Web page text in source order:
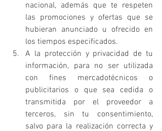
nacional, además que te respeten
las promociones y ofertas que se
hubieran anunciado u ofrecido en
los tiempos especificados.
A la protección y privacidad de tu
información, para no ser utilizada
con fines mercadotécnicos o
publicitarios o que sea cedida o
transmitida por el proveedor a
terceros, sin tu consentimiento,
salvo para la realización correcta y